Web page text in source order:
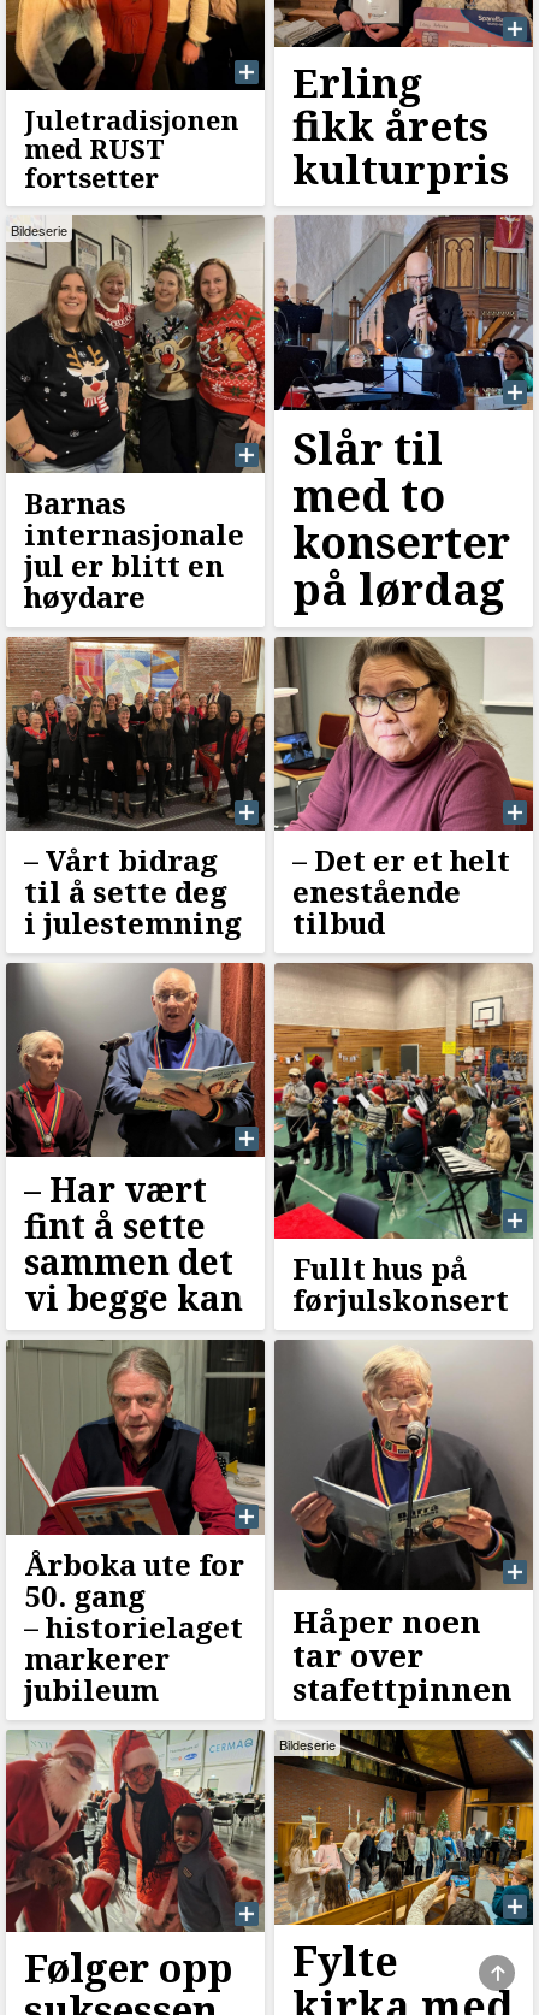
Juletradisjonen
med RUST
fortsetter
Erling
fikk årets
kulturpris
Bildeserie
Barnas
internasjonale
jul er blitt en
høydare
Slår til
med to
konserter
på lørdag
–⁠ Vårt bidrag
til å sette deg
i julestemning
–⁠ Det er et helt
enestående
tilbud
–⁠ Har vært
fint å sette
sammen det
vi begge kan
Fullt hus på
førjulskonsert
Årboka ute for
50. gang
–⁠ historielaget
markerer
jubileum
Håper noen
tar over
stafettpinnen
Følger opp
Bildeserie
Fylte